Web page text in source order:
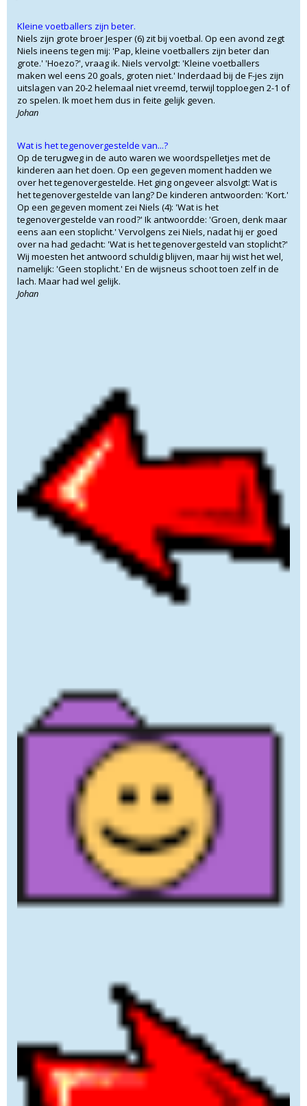
Kleine voetballers zijn beter.
Niels zijn grote broer Jesper (6) zit bij voetbal. Op een avond zegt
Niels ineens tegen mij: 'Pap, kleine voetballers zijn beter dan
grote.' 'Hoezo?', vraag ik. Niels vervolgt: 'Kleine voetballers
maken wel eens 20 goals, groten niet.' Inderdaad bij de F-jes zijn
uitslagen van 20-2 helemaal niet vreemd, terwijl topploegen 2-1 of
zo spelen. Ik moet hem dus in feite gelijk geven.
Johan
Wat is het tegenovergestelde van...?
Op de terugweg in de auto waren we woordspelletjes met de
kinderen aan het doen. Op een gegeven moment hadden we
over het tegenovergestelde. Het ging ongeveer alsvolgt: Wat is
het tegenovergestelde van lang? De kinderen antwoorden: 'Kort.'
Op een gegeven moment zei Niels (4): 'Wat is het
tegenovergestelde van rood?' Ik antwoordde: 'Groen, denk maar
eens aan een stoplicht.' Vervolgens zei Niels, nadat hij er goed
over na had gedacht: 'Wat is het tegenovergesteld van stoplicht?'
Wij moesten het antwoord schuldig blijven, maar hij wist het wel,
namelijk: 'Geen stoplicht.' En de wijsneus schoot toen zelf in de
lach. Maar had wel gelijk.
Johan